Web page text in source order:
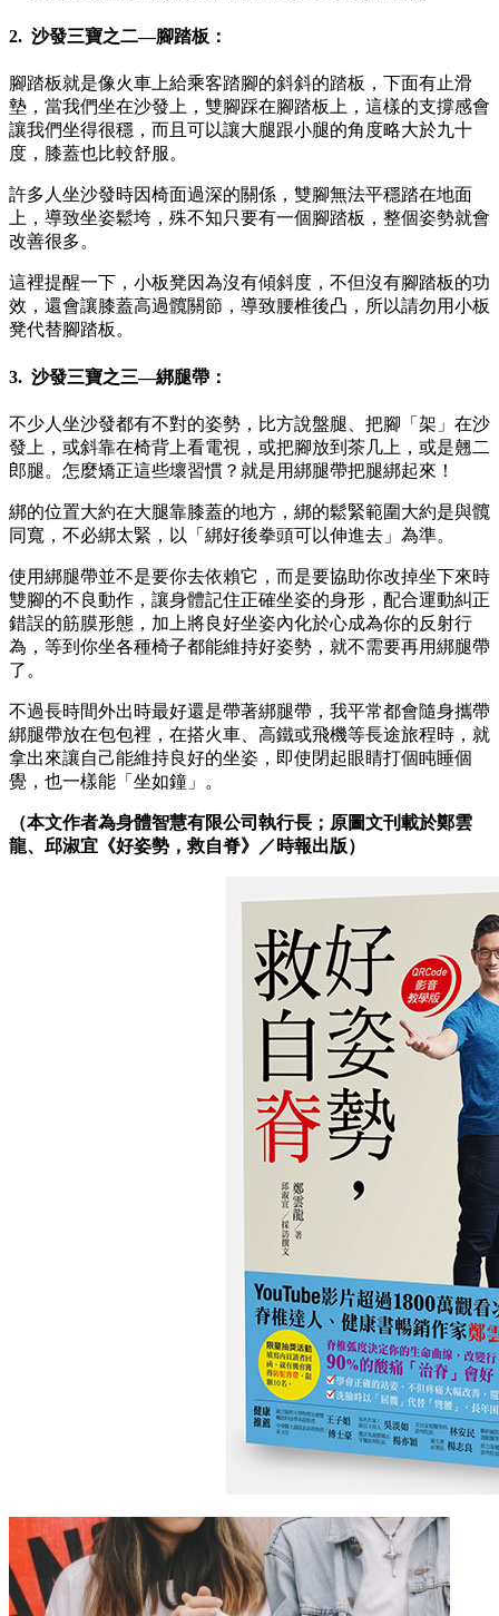
2. 沙發三寶之二—腳踏板：
腳踏板就是像火車上給乘客踏腳的斜斜的踏板，下面有止滑
墊，當我們坐在沙發上，雙腳踩在腳踏板上，這樣的支撐感會
讓我們坐得很穩，而且可以讓大腿跟小腿的角度略大於九十
度，膝蓋也比較舒服。
許多人坐沙發時因椅面過深的關係，雙腳無法平穩踏在地面
上，導致坐姿鬆垮，殊不知只要有一個腳踏板，整個姿勢就會
改善很多。
這裡提醒一下，小板凳因為沒有傾斜度，不但沒有腳踏板的功
效，還會讓膝蓋高過髖關節，導致腰椎後凸，所以請勿用小板
凳代替腳踏板。
3. 沙發三寶之三—綁腿帶：
不少人坐沙發都有不對的姿勢，比方說盤腿、把腳「架」在沙
發上，或斜靠在椅背上看電視，或把腳放到茶几上，或是翹二
郎腿。怎麼矯正這些壞習慣？就是用綁腿帶把腿綁起來！
綁的位置大約在大腿靠膝蓋的地方，綁的鬆緊範圍大約是與髖
同寬，不必綁太緊，以「綁好後拳頭可以伸進去」為準。
使用綁腿帶並不是要你去依賴它，而是要協助你改掉坐下來時
雙腳的不良動作，讓身體記住正確坐姿的身形，配合運動糾正
錯誤的筋膜形態，加上將良好坐姿內化於心成為你的反射行
為，等到你坐各種椅子都能維持好姿勢，就不需要再用綁腿帶
了。
不過長時間外出時最好還是帶著綁腿帶，我平常都會隨身攜帶
綁腿帶放在包包裡，在搭火車、高鐵或飛機等長途旅程時，就
拿出來讓自己能維持良好的坐姿，即使閉起眼睛打個盹睡個
覺，也一樣能「坐如鐘」。
（本文作者為身體智慧有限公司執行長；原圖文刊載於鄭雲
龍、邱淑宜《好姿勢，救自脊》／時報出版）